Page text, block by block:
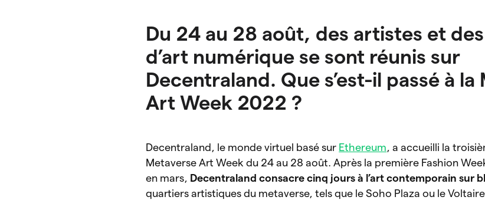
Du 24 au 28 août, des artistes et
d’art numérique se sont réunis sur
Decentraland. Que s’est-il passé à la
Art Week 2022 ?
Decentraland, le monde virtuel basé sur Ethereum, a accueilli la
Metaverse Art Week du 24 au 28 août. Après la première Fashion
en mars, Decentraland consacre cinq jours à l’art contemporain sur
quartiers artistiques du metaverse, tels que le Soho Plaza ou le